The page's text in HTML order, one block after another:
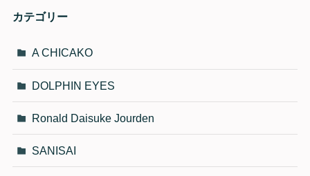
カテゴリー
A CHICAKO
DOLPHIN EYES
Ronald Daisuke Jourden
SANISAI